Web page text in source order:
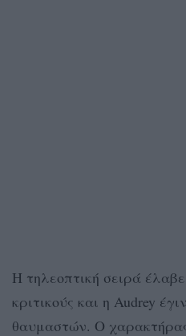
Η τηλεοπτική σειρά
κριτικούς και η Audrey
θαυμαστών. Ο